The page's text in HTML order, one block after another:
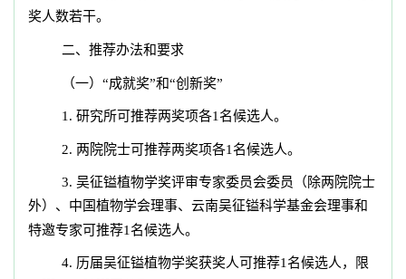
奖人数若干。
二、推荐办法和要求
（一）“成就奖”和“创新奖”
1. 研究所可推荐两奖项各1名候选人。
2. 两院院士可推荐两奖项各1名候选人。
3. 吴征镒植物学奖评审专家委员会委员（除两院院士
外）、中国植物学会理事、云南吴征镒科学基金会理事和
特邀专家可推荐1名候选人。
4. 历届吴征镒植物学奖获奖人可推荐1名候选人，限